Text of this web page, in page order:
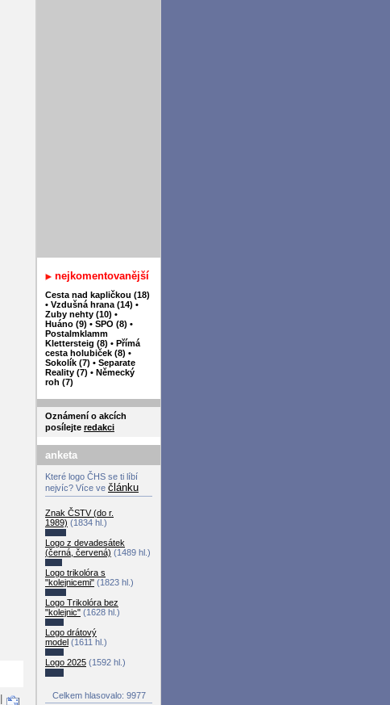
nejkomentovanější
Cesta nad kapličkou (18)
• Vzdušná hrana (14) •
Zuby nehty (10) •
Huáno (9) • SPO (8) •
Postalmklamm
Klettersteig (8) • Přímá
cesta holubiček (8) •
Sokolík (7) • Separate
Reality (7) • Německý
roh (7)
Oznámení o akcích
posílejte redakci
anketa
Které logo ČHS se ti líbí
nejvíc? Více ve článku
Znak ČSTV (do r.
1989) (1834 hl.)
Logo z devadesátek
(černá, červená) (1489 hl.)
Logo trikolóra s
"kolejnicemi" (1823 hl.)
Logo Trikolóra bez
"kolejnic" (1628 hl.)
Logo drátový
model (1611 hl.)
Logo 2025 (1592 hl.)
Celkem hlasovalo: 9977